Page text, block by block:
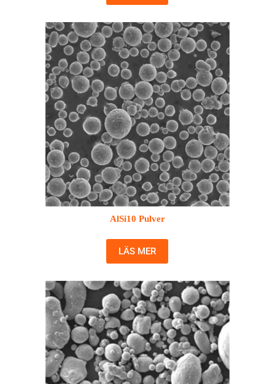
AlSi10 Pulver
LÄS MER